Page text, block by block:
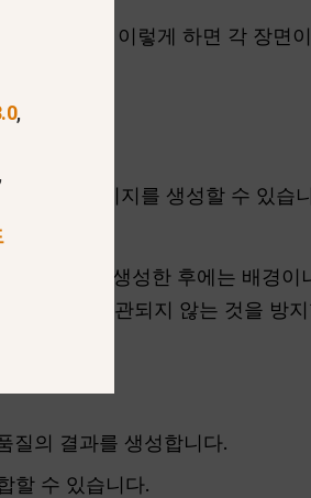
성하세요. 이렇게 하면 각 장면
캐릭터 이미지를 생성할 수 있습
.
. 이미지를 생성한 후에는 배경이
외모가 일관되지 않는 것을 방
질의 결과를 생성합니다.
할 수 있습니다.
,